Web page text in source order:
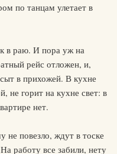
по танцам улетает в
в раю. И пора уж на
рейс отложен, и,
в прихожей. В кухне
не горит на кухне свет: в
нет.
не повезло, ждут в тоске
работу все забили, нету